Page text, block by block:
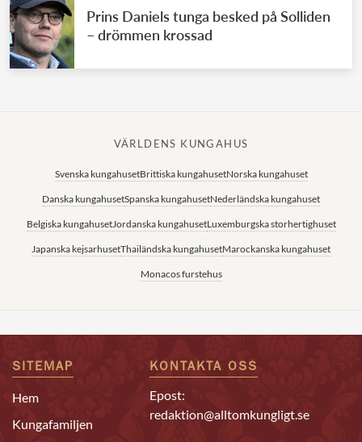
Prins Daniels tunga besked på Solliden
– drömmen krossad
VÄRLDENS KUNGAHUS
Svenska kungahusetBrittiska kungahusetNorska kungahuset
Danska kungahusetSpanska kungahusetNederländska kungahuset
Belgiska kungahusetJordanska kungahusetLuxemburgska storhertighuset
Japanska kejsarhusetThailändska kungahusetMarockanska kungahuset
Monacos furstehus
SITEMAP
Hem
Kungafamiljen
KONTAKTA OSS
Epost:
redaktion@alltomkungligt.se